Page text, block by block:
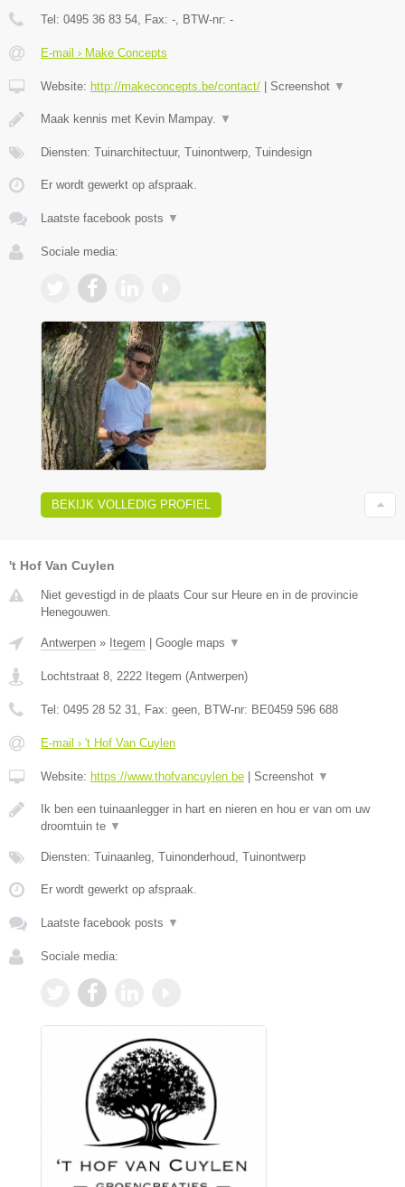
Tel: 0495 36 83 54 , Fax: - , BTW-nr: -
E-mail › Make Concepts
Website: http://makeconcepts.be/contact/ | Screenshot ▼
Maak kennis met Kevin Mampay. ▼
Diensten: Tuinarchitectuur, Tuinontwerp, Tuindesign
Er wordt gewerkt op afspraak.
Laatste facebook posts ▼
Sociale media:
BEKIJK VOLLEDIG PROFIEL
't Hof Van Cuylen
Niet gevestigd in de plaats Cour sur Heure en in de provincie
Henegouwen.
Antwerpen » Itegem Google maps ▼
Lochtstraat 8, 2222 Itegem (Antwerpen)
Tel: 0495 28 52 31, Fax: geen, BTW-nr: BE0459 596 688
E-mail › 't Hof Van Cuylen
Website: https://www.thofvancuylen.be Screenshot ▼
Ik ben een tuinaanlegger in hart en nieren en hou er van om uw
droomtuin te ▼
Diensten: Tuinaanleg, Tuinonderhoud, Tuinontwerp
Er wordt gewerkt op afspraak.
Laatste facebook posts ▼
Sociale media: